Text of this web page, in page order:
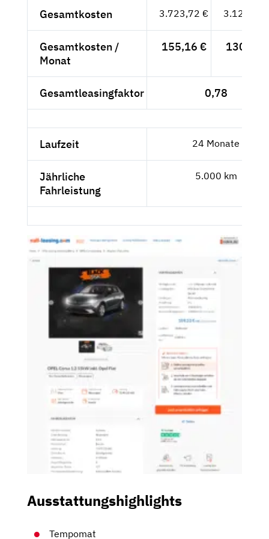
Gesamtkosten 3.723,72 € 3.129,18
Gesamtkosten /
Monat
155,16 € 130,38
Gesamtleasingfaktor 0,78
Laufzeit 24 Monate
Jährliche
Fahrleistung
5.000 km
Ausstattungshighlights
Tempomat